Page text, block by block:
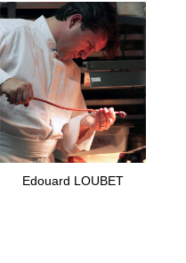
Edouard LOUBET